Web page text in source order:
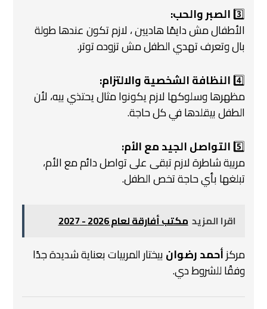
3️⃣الصبر والحب:
الأطفال مش دايمًا هاديين ، لازم تكون عندها طولة
بال وتعرف تهدي الطفل مش تزوده توتر.
4️⃣النظافة الشخصية والالتزام:
مظهرها وسلوكها لازم يكونوا مثال يحتذي بيه، لأن
الطفل بيقلدها في كل حاجة.
5️⃣التواصل الجيد مع الأم:
مربية شاطرة لازم تبقى على تواصل دائم مع الأم،
تبلغها بأي حاجة تخص الطفل.
اقرا المزيد مكتب أفارقة لعام 2026 - 2027
مركزأحمد رضوانبيختار المربيات بعناية شديدة جدًا
وفقًا للشروط دي.